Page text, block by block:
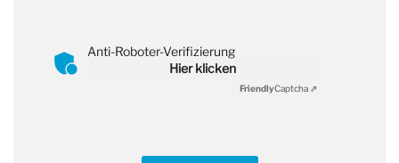
Anti-Roboter-Verifizierung
Hier klicken
FriendlyCaptcha ⇗